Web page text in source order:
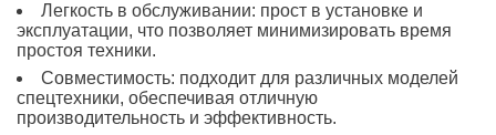
Легкость в обслуживании: прост в установке и
эксплуатации, что позволяет минимизировать время
простоя техники.
Совместимость: подходит для различных моделей
спецтехники, обеспечивая отличную
производительность и эффективность.